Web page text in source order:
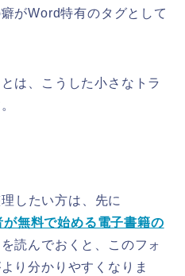
がWord特有のタグとして
は、こうした小さなトラ
したい方は、先に
無料で始める電子書籍の
読んでおくと、このフォ
り分かりやすくなりま